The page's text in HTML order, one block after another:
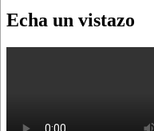
Echa un vistazo